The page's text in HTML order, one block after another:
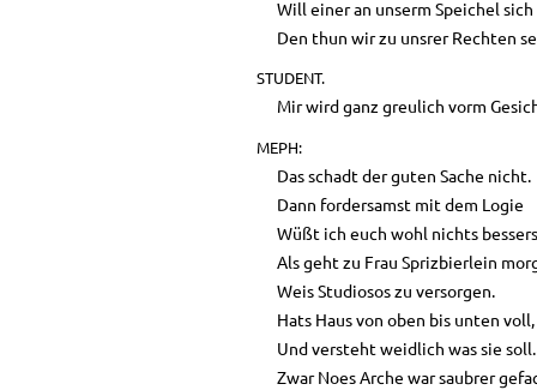
Will einer an unserm Speichel
Den thun wir zu unsrer Rechten
STUDENT.
Mir wird ganz greulich vorm
MEPH:
Das schadt der guten Sache nicht.
Dann fordersamst mit dem Logie
Wüßt ich euch wohl nichts
Als geht zu Frau Sprizbierlein
Weis Studiosos zu versorgen.
Hats Haus von oben bis unten voll,
Und versteht weidlich was sie soll.
Zwar Noes Arche war saubrer